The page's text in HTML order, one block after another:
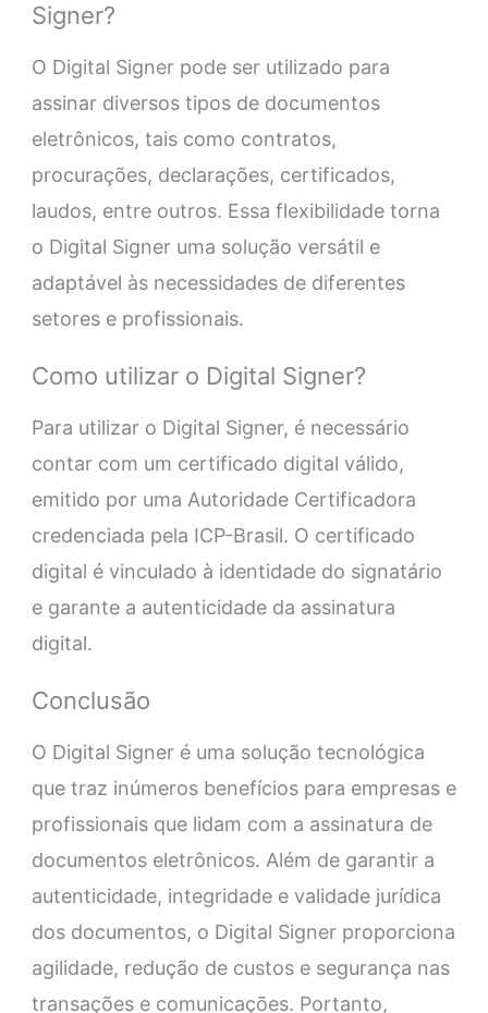
Signer?
O Digital Signer pode ser utilizado para
assinar diversos tipos de documentos
eletrônicos, tais como contratos,
procurações, declarações, certificados,
laudos, entre outros. Essa flexibilidade torna
o Digital Signer uma solução versátil e
adaptável às necessidades de diferentes
setores e profissionais.
Como utilizar o Digital Signer?
Para utilizar o Digital Signer, é necessário
contar com um certificado digital válido,
emitido por uma Autoridade Certificadora
credenciada pela ICP-Brasil. O certificado
digital é vinculado à identidade do signatário
e garante a autenticidade da assinatura
digital.
Conclusão
O Digital Signer é uma solução tecnológica
que traz inúmeros benefícios para empresas e
profissionais que lidam com a assinatura de
documentos eletrônicos. Além de garantir a
autenticidade, integridade e validade jurídica
dos documentos, o Digital Signer proporciona
agilidade, redução de custos e segurança nas
transações e comunicações. Portanto,